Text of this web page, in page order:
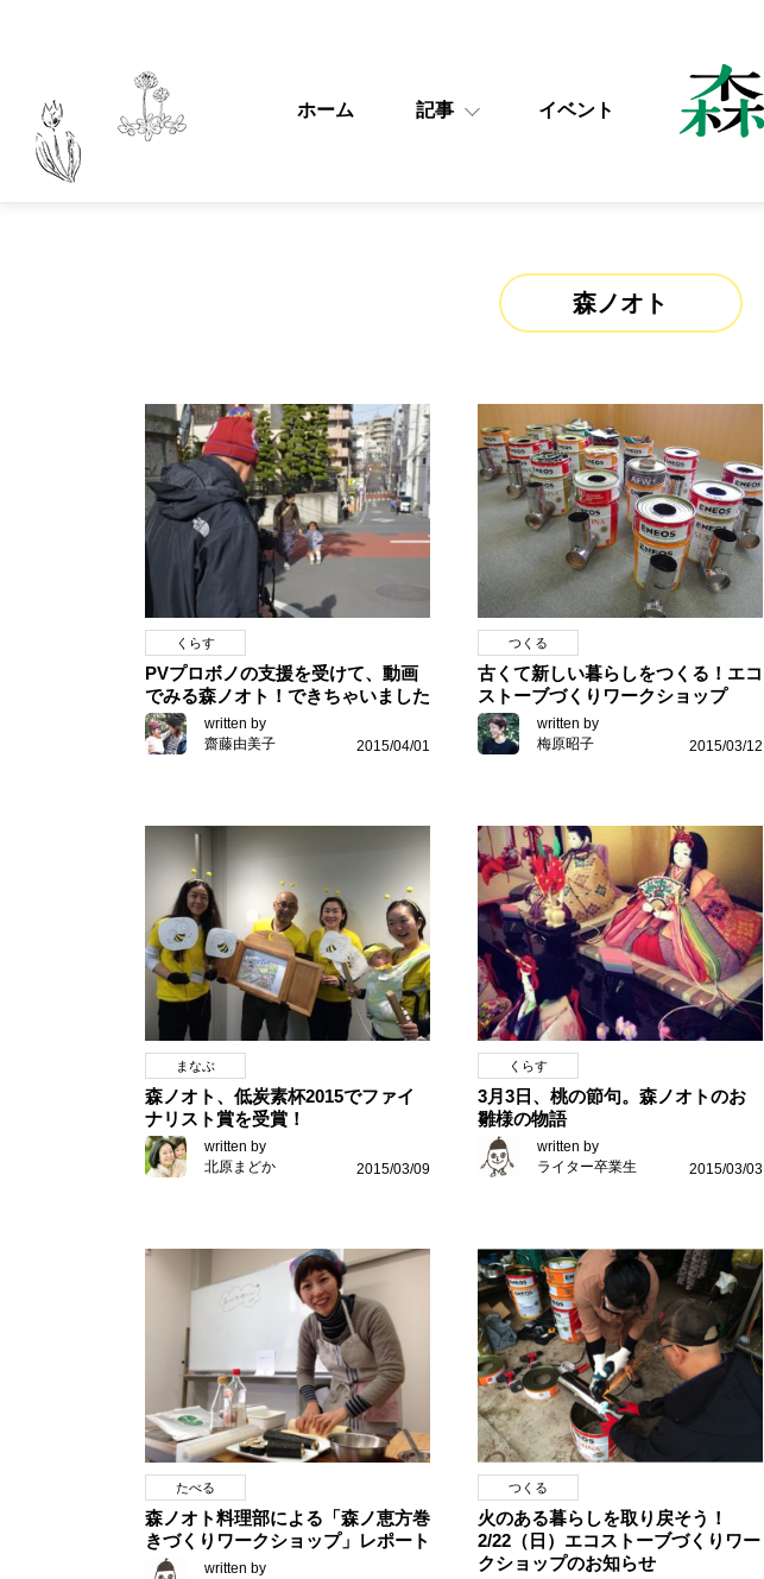
ホーム 記事 イベント
森ノオト
くらす
PVプロボノの支援を受けて、動画
でみる森ノオト！できちゃいました
written by
齋藤由美子
2015/04/01
つくる
古くて新しい暮らしをつくる！エコ
ストーブづくりワークショップ
written by
梅原昭子
2015/03/12
まなぶ
森ノオト、低炭素杯2015でファイ
ナリスト賞を受賞！
written by
北原まどか
2015/03/09
くらす
3月3日、桃の節句。森ノオトのお
雛様の物語
written by
ライター卒業生
2015/03/03
たべる
森ノオト料理部による「森ノ恵方巻
きづくりワークショップ」レポート
written by
つくる
火のある暮らしを取り戻そう！
2/22（日）エコストーブづくりワー
クショップのお知らせ